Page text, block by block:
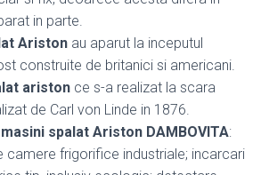
in parte.
Ariston au aparut la inceputul
construite de britanici si americani.
ariston ce s-a realizat la scara
de Carl von Linde in 1876.
spalat Ariston DAMBOVITA:
frigorifice industriale; incarcari